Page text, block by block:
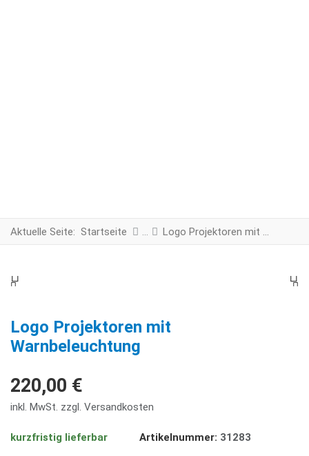
Aktuelle Seite: Startseite Logo Projektoren mit Warnbeleuchtung
Logo Projektoren mit
Warnbeleuchtung
220,00 €
inkl. MwSt. zzgl. Versandkosten
kurzfristig lieferbar Artikelnummer: 31283